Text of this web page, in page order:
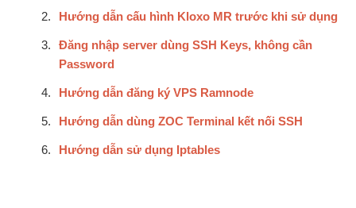
Hướng dẫn cấu hình Kloxo MR trước khi sử dụng
Đăng nhập server dùng SSH Keys, không cần
Password
Hướng dẫn đăng ký VPS Ramnode
Hướng dẫn dùng ZOC Terminal kết nối SSH
Hướng dẫn sử dụng Iptables